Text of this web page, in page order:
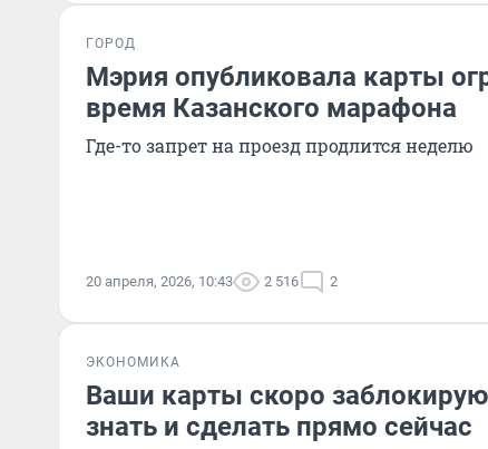
ГОРОД
Мэрия опубликовала карты
время Казанского марафона
Где-то запрет на проезд продлится неделю
20 апреля, 2026, 10:43 2 516 2
ЭКОНОМИКА
Ваши карты скоро
знать и сделать прямо сейчас